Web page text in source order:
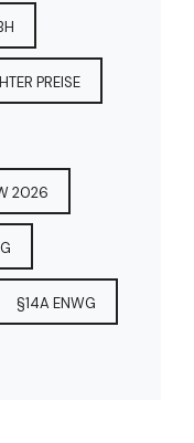
PREISE
2026
§14A ENWG